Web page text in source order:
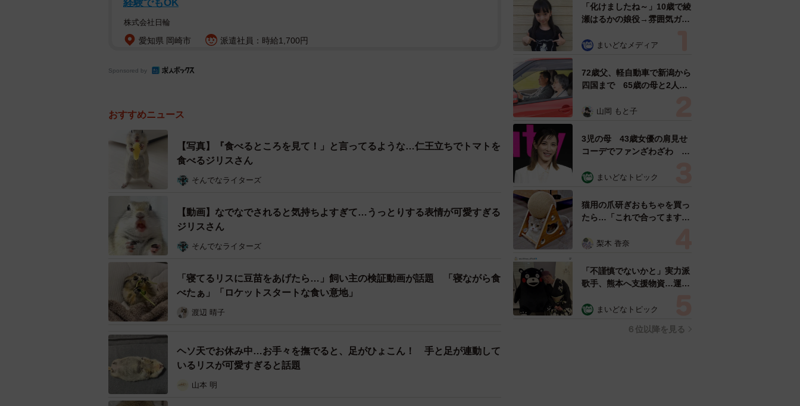
経験でもOK
株式会社日輪
愛知県 岡崎市 派遣社員：時給1,700円
Sponsored by
おすすめニュース
【写真】『食べるところを見て！」と言ってるような…仁王立ちでトマトを
食べるジリスさん
そんでなライターズ
【動画】なでなでされると気持ちよすぎて…うっとりする表情が可愛すぎる
ジリスさん
そんでなライターズ
「寝てるリスに豆苗をあげたら…」飼い主の検証動画が話題 「寝ながら食
べたぁ」「ロケットスタートな食い意地」
渡辺 晴子
ヘソ天でお休み中…お手々を撫でると、足がひょこん！ 手と足が連動して
いるリスが可愛すぎると話題
山本 明
「化けましたね～」10歳で綾
瀬はるかの娘役→雰囲気ガラ
雰囲気が」「宝塚に入れそ
まいどなメディア
72歳父、軽自動車で新潟から
四国まで 65歳の母と2人で
憩まで分刻み… 「大学生で
山岡 もと子
3児の母 43歳女優の肩見せ
コーデでファンざわざわ
見」「むっかしからずっと可
まいどなトピック
猫用の爪研ぎおもちゃを買っ
たら…「これで合ってます
響 「100点満点」「かわい
梨木 香奈
「不謹慎でないかと」実力派
歌手、熊本へ支援物資…運搬
めらい 「痛いほど伝わる」
まいどなトピック
６位以降を見る